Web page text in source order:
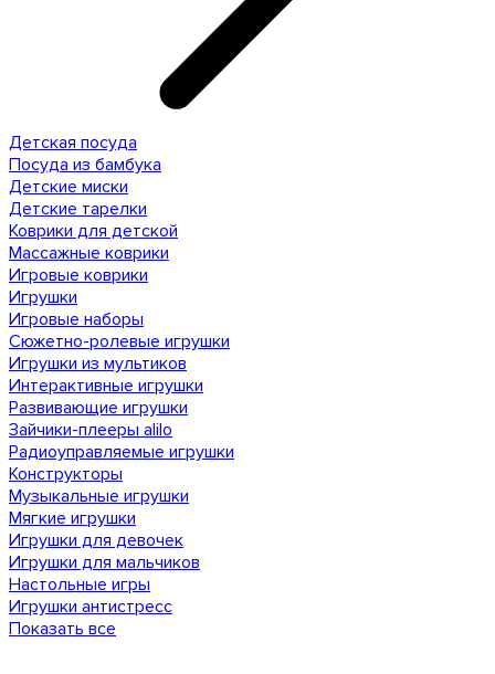
Детская посуда
Посуда из бамбука
Детские миски
Детские тарелки
Коврики для детской
Массажные коврики
Игровые коврики
Игрушки
Игровые наборы
Сюжетно-ролевые игрушки
Игрушки из мультиков
Интерактивные игрушки
Развивающие игрушки
Зайчики-плееры alilo
Радиоуправляемые игрушки
Конструкторы
Музыкальные игрушки
Мягкие игрушки
Игрушки для девочек
Игрушки для мальчиков
Настольные игры
Игрушки антистресс
Показать все